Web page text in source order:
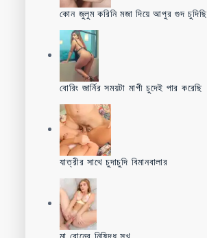
কোন জুলুম করিনি মজা দিয়ে আপুর গুদ চুদিছি
বোরিং জার্নির সময়টা মাগী চুদেই পার করেছি
যাত্রীর সাথে চুদাচুদি বিমানবালার